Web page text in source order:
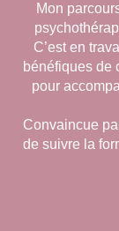
Mon
C’est en
bénéfiques de
pour
Convaincue
de suivre la